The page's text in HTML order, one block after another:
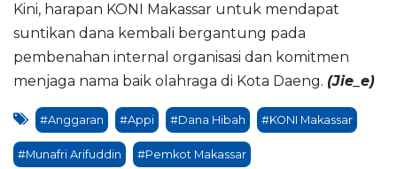
Kini, harapan KONI Makassar untuk mendapat
suntikan dana kembali bergantung pada
pembenahan internal organisasi dan komitmen
menjaga nama baik olahraga di Kota Daeng. (Jie_e)
#Anggaran #Appi #Dana Hibah #KONI Makassar
#Munafri Arifuddin #Pemkot Makassar